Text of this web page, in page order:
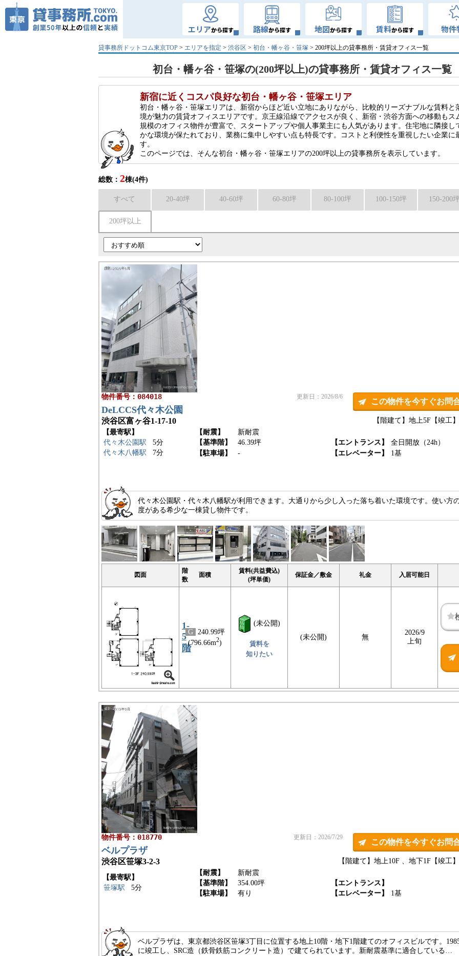
エリアから探す 路線から探す 地図から探す 賃料から探す 物件
貸事務所ドットコム東京TOP > エリアを指定 > 渋谷区 > 初台・幡ヶ谷・笹塚 > 200坪以上の貸事務所・賃貸オフィス一覧
初台・幡ヶ谷・笹塚の(200坪以上)の貸事務所・賃貸オフィス一覧
新宿に近くコスパ良好な初台・幡ヶ谷・笹塚エリア
初台・幡ヶ谷・笹塚エリアは、新宿からほど近い立地にありながら、比較的リーズナブルな賃料と
境が魅力の賃貸オフィスエリアです。京王線沿線でアクセスが良く、新宿・渋谷方面への移動もス
規模のオフィス物件が豊富で、スタートアップや個人事業主にも人気があります。住宅地に隣接し
かな環境が保たれており、業務に集中しやすい点も特長です。コストと利便性を重視したい企業に
す。
このページでは、そんな初台・幡ヶ谷・笹塚エリアの200坪以上の貸事務所を表示しています。
総数： 2棟(4件)
すべて 20-40坪 40-60坪 60-80坪 80-100坪 100-150坪 150-200
200坪以上
物件番号：084018 更新日：2026/8/6
この物件を今すぐお問
DeLCCS代々木公園
渋谷区富ヶ谷1-17-10 【竣工
【階建て】地上5F
【最寄駅】
代々木公園駅
5分
代々木八幡駅
7分
【耐震】
新耐震
【基準階】
46.39坪 【エントランス】
全日開放（24h）
【駐車場】
- 【エレベーター】 1基
代々木公園駅・代々木八幡駅が利用できます。大通りから少し入った落ち着いた環境です。使い方
度がある希少な一棟貸し物件です。
図面
階
数
面積
賃料(共益費込)
(坪単価)
保証金／敷金 礼金 入居可能日
1-
5
階
G
240.99坪
(796.66m2)
(未公開)
賃料を
知りたい
(未公開) 無
2026/9
上旬
物件番号：018770 更新日：2026/7/29
この物件を今すぐお問
ベルプラザ
渋谷区笹塚3-2-3 【竣工
【階建て】地上10F 、地下1F
【最寄駅】
笹塚駅
5分
【耐震】
新耐震
【基準階】
354.00坪
【エントランス】
【駐車場】
有り 【エレベーター】 1基
ベルプラザは、東京都渋谷区笹塚3丁目に位置する地上10階・地下1階建てのオフィスビルです。
に竣工し、SRC造（鉄骨鉄筋コンクリート造）で建てられています。新耐震基準に適合している…